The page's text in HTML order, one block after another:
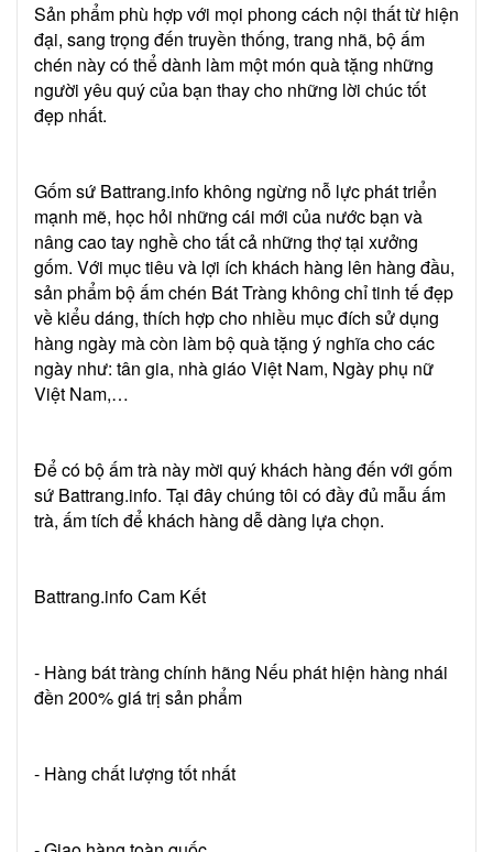
Sản phẩm phù hợp với mọi phong cách nội thất từ hiện
đại, sang trọng đến truyền thống, trang nhã, bộ ấm
chén này có thể dành làm một món quà tặng những
người yêu quý của bạn thay cho những lời chúc tốt
đẹp nhất.
Gốm sứ Battrang.info không ngừng nỗ lực phát triển
mạnh mẽ, học hỏi những cái mới của nước bạn và
nâng cao tay nghề cho tất cả những thợ tại xưởng
gốm. Với mục tiêu và lợi ích khách hàng lên hàng đầu,
sản phẩm bộ ấm chén Bát Tràng không chỉ tinh tế đẹp
về kiểu dáng, thích hợp cho nhiều mục đích sử dụng
hàng ngày mà còn làm bộ quà tặng ý nghĩa cho các
ngày như: tân gia, nhà giáo Việt Nam, Ngày phụ nữ
Việt Nam,…
Để có bộ ấm trà này mời quý khách hàng đến với gốm
sứ Battrang.info. Tại đây chúng tôi có đầy đủ mẫu ấm
trà, ấm tích để khách hàng dễ dàng lựa chọn.
Battrang.info Cam Kết
- Hàng bát tràng chính hãng Nếu phát hiện hàng nhái
đền 200% giá trị sản phẩm
- Hàng chất lượng tốt nhất